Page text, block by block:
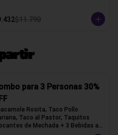
y crema ácida, acompañado con
fritas.
$11.790
para 3 Personas 30%
Rosita, Taco Pollo
Taco al Pastor, Taquitos
de Mechada + 3 Bebidas a
(Tacos con tortilla de trigo)